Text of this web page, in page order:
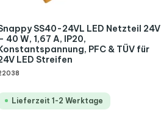
SS40-24VL LED Netzteil 24V
40 W, 1,67 A, IP20,
PFC & TÜV für
LED Streifen
Lieferzeit 1-2 Werktage